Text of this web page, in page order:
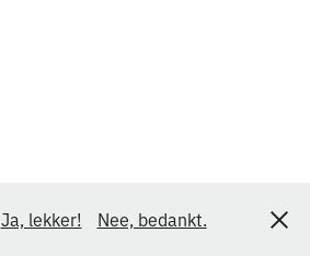
Ja, lekker! Nee, bedankt.